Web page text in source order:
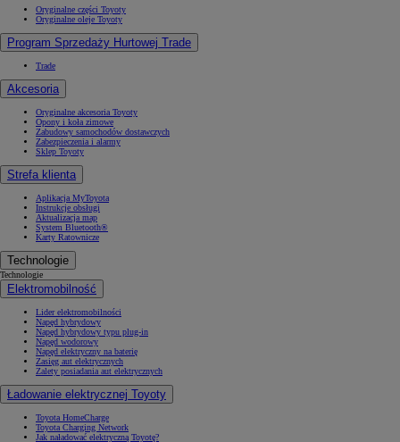
Oryginalne części Toyoty
Oryginalne oleje Toyoty
Program Sprzedaży Hurtowej Trade
Trade
Akcesoria
Oryginalne akcesoria Toyoty
Opony i koła zimowe
Zabudowy samochodów dostawczych
Zabezpieczenia i alarmy
Sklep Toyoty
Strefa klienta
Aplikacja MyToyota
Instrukcje obsługi
Aktualizacja map
System Bluetooth®
Karty Ratownicze
Technologie
Technologie
Elektromobilność
Lider elektromobilności
Napęd hybrydowy
Napęd hybrydowy typu plug-in
Napęd wodorowy
Napęd elektryczny na baterię
Zasięg aut elektrycznych
Zalety posiadania aut elektrycznych
Ładowanie elektrycznej Toyoty
Toyota HomeCharge
Toyota Charging Network
Jak naładować elektryczną Toyotę?